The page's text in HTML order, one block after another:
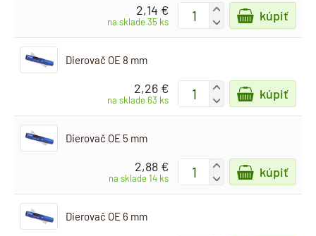
2,14 €
na sklade 35 ks
+
-
kúpiť
Dierovač OE 8 mm
2,26 €
na sklade 63 ks
+
-
kúpiť
Dierovač OE 5 mm
2,88 €
na sklade 14 ks
+
-
kúpiť
Dierovač OE 6 mm